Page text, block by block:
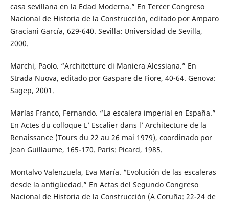
casa sevillana en la Edad Moderna.” En Tercer Congreso
Nacional de Historia de la Construcción, editado por Amparo
Graciani García, 629-640. Sevilla: Universidad de Sevilla,
2000.
Marchi, Paolo. “Architetture di Maniera Alessiana.” En
Strada Nuova, editado por Gaspare de Fiore, 40-64. Genova:
Sagep, 2001.
Marías Franco, Fernando. “La escalera imperial en España.”
En Actes du colloque L’ Escalier dans l’ Architecture de la
Renaissance (Tours du 22 au 26 mai 1979), coordinado por
Jean Guillaume, 165-170. París: Picard, 1985.
Montalvo Valenzuela, Eva María. “Evolución de las escaleras
desde la antigüedad.” En Actas del Segundo Congreso
Nacional de Historia de la Construcción (A Coruña: 22-24 de